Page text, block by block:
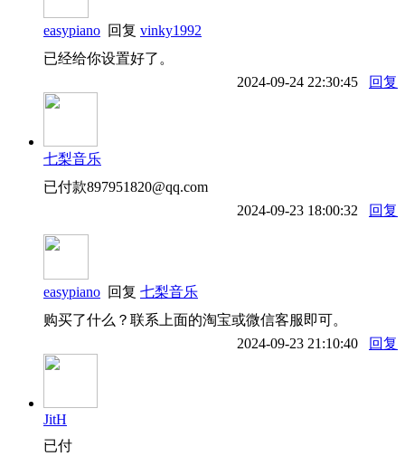
easypiano 回复 vinky1992
已经给你设置好了。
2024-09-24 22:30:45
回复
七梨音乐
已付款897951820@qq.com
2024-09-23 18:00:32
回复
easypiano 回复 七梨音乐
购买了什么？联系上面的淘宝或微信客服即可。
2024-09-23 21:10:40
回复
JitH
已付